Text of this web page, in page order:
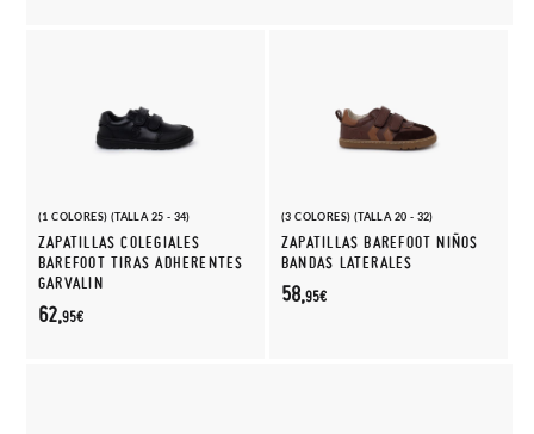
(1 COLORES) (TALLA 25 - 34)
ZAPATILLAS COLEGIALES
BAREFOOT TIRAS ADHERENTES
GARVALIN
62,95€
(3 COLORES) (TALLA 20 - 32)
ZAPATILLAS BAREFOOT NIÑOS
BANDAS LATERALES
58,95€